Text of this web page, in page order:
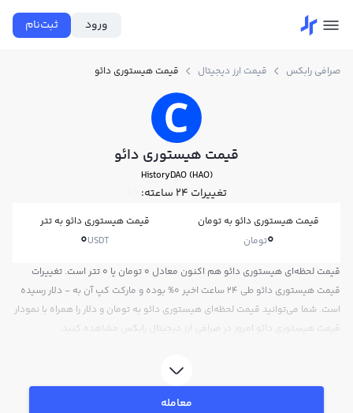
ورود ثبت‌نام
صرافی رابکس قیمت ارز دیجیتال قیمت هیستوری دائو
قیمت هیستوری دائو
HistoryDAO (HAO)
تغییرات ۲۴ ساعته: 0%
قیمت هیستوری دائو به تومان
0تومان
قیمت هیستوری دائو به تتر
0USDT
قیمت لحظه‌ای هیستوری دائو هم اکنون معادل 0 تومان یا 0 تتر است. تغییرات
قیمت هیستوری دائو طی 24 ساعت اخیر 0% بوده و مارکت کپ آن به - دلار رسیده
است. شما می‌توانید قیمت لحظه‌ای هیستوری دائو به تومان و دلار را همراه با نمودار
قیمت هیستوری دائو امروز در صرافی ارز دیجیتال رابکس مشاهده کنید.
معامله